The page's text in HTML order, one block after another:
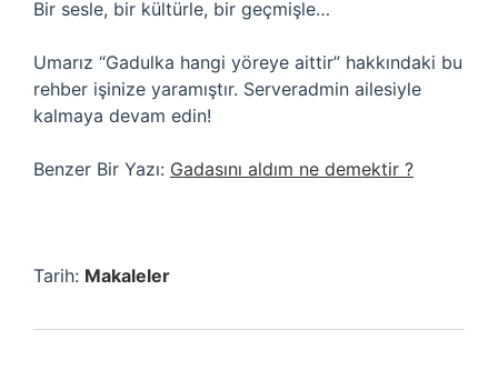
Bir sesle, bir kültürle, bir geçmişle…
Umarız “Gadulka hangi yöreye aittir” hakkındaki bu
rehber işinize yaramıştır. Serveradmin ailesiyle
kalmaya devam edin!
Benzer Bir Yazı: Gadasını aldım ne demektir ?
Tarih: Makaleler